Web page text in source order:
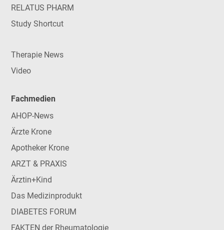
RELATUS PHARM
Study Shortcut
Therapie News
Video
Fachmedien
AHOP-News
Ärzte Krone
Apotheker Krone
ARZT & PRAXIS
Ärztin+Kind
Das Medizinprodukt
DIABETES FORUM
FAKTEN der Rheumatologie